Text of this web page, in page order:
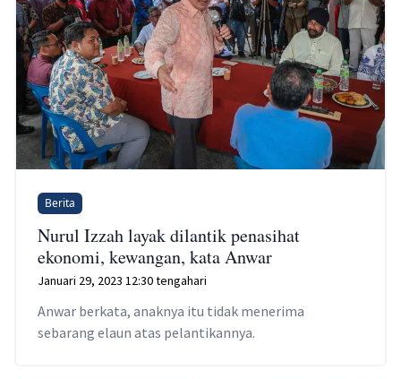
Berita
Nurul Izzah layak dilantik penasihat
ekonomi, kewangan, kata Anwar
Januari 29, 2023 12:30 tengahari
Anwar berkata, anaknya itu tidak menerima
sebarang elaun atas pelantikannya.